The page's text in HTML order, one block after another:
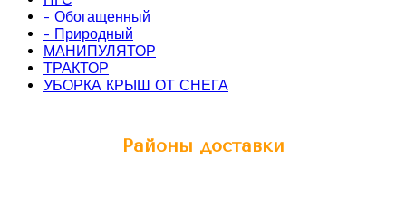
- Обогащенный
- Природный
МАНИПУЛЯТОР
ТРАКТОР
УБОРКА КРЫШ ОТ СНЕГА
Районы доставки